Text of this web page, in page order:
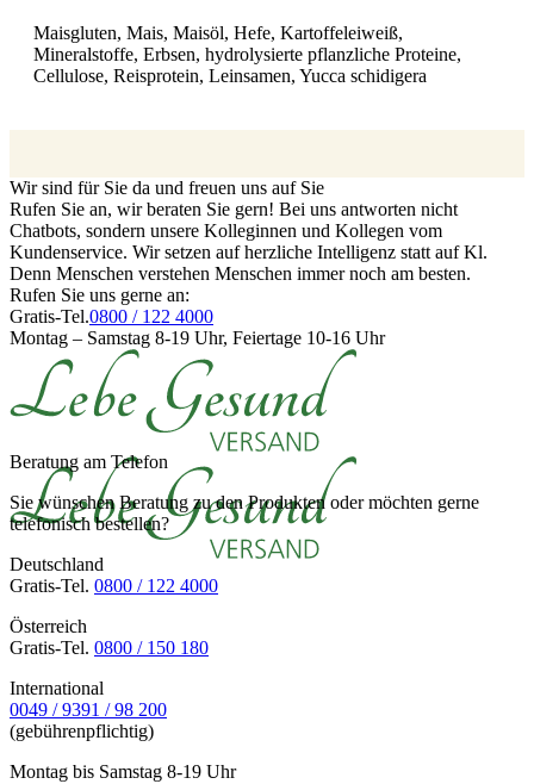
Maisgluten, Mais, Maisöl, Hefe, Kartoffeleiweiß,
Mineralstoffe, Erbsen, hydrolysierte pflanzliche Proteine,
Cellulose, Reisprotein, Leinsamen, Yucca schidigera
Wir sind für Sie da und freuen uns auf Sie
Rufen Sie an, wir beraten Sie gern! Bei uns antworten nicht
Chatbots, sondern unsere Kolleginnen und Kollegen vom
Kundenservice. Wir setzen auf herzliche Intelligenz statt auf Kl.
Denn Menschen verstehen Menschen immer noch am besten.
Rufen Sie uns gerne an:
Gratis-Tel.0800 / 122 4000
Montag – Samstag 8-19 Uhr, Feiertage 10-16 Uhr
Beratung am Telefon
Sie wünschen Beratung zu den Produkten oder möchten gerne
telefonisch bestellen?
Deutschland
Gratis-Tel. 0800 / 122 4000
Österreich
Gratis-Tel. 0800 / 150 180
International
0049 / 9391 / 98 200
(gebührenpflichtig)
Montag bis Samstag 8-19 Uhr